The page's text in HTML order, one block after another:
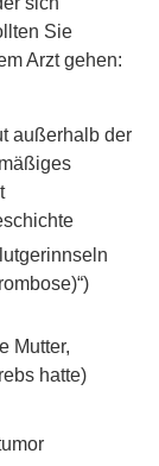
Sie
Arzt gehen:
außerhalb der
Mutter,
hatte)